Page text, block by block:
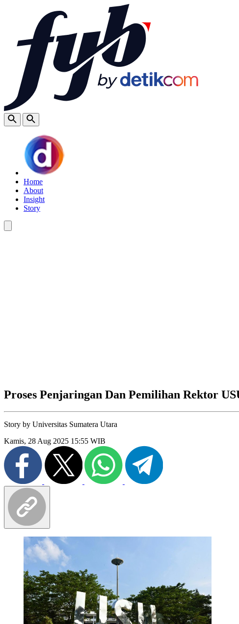
Home
About
Insight
Story
Proses Penjaringan Dan Pemilihan Rektor
Story by Universitas Sumatera Utara
Kamis, 28 Aug 2025 15:55 WIB